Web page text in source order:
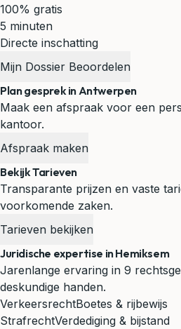
100% gratis
5 minuten
Directe inschatting
Mijn Dossier Beoordelen
Plan gesprek in Antwerpen
Maak een afspraak voor een
kantoor.
Afspraak maken
Bekijk Tarieven
Transparante prijzen en vaste
voorkomende zaken.
Tarieven bekijken
Juridische expertise in Hemiksem
Jarenlange ervaring in 9
deskundige handen.
VerkeersrechtBoetes & rijbewijs
StrafrechtVerdediging & bijstand